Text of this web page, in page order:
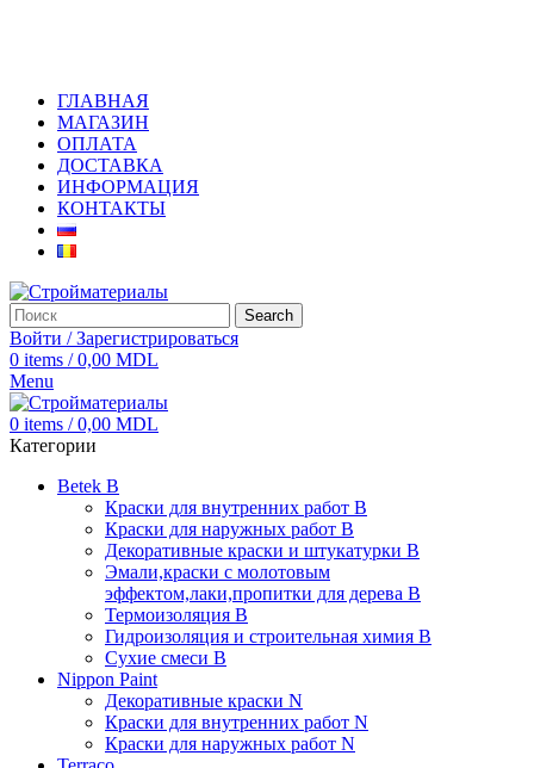
ГЛАВНАЯ
МАГАЗИН
ОПЛАТА
ДОСТАВКА
ИНФОРМАЦИЯ
КОНТАКТЫ
Search
Войти / Зарегистрироваться
0 items / 0,00 MDL
Menu
0 items / 0,00 MDL
Категории
Betek B
Краски для внутренних работ B
Краски для наружных работ B
Декоративные краски и штукатурки В
Эмали,краски с молотовым
эффектом,лаки,пропитки для дерева В
Термоизоляция В
Гидроизоляция и строительная химия В
Сухие смеси B
Nippon Paint
Декоративные краски N
Краски для внутренних работ N
Краски для наружных работ N